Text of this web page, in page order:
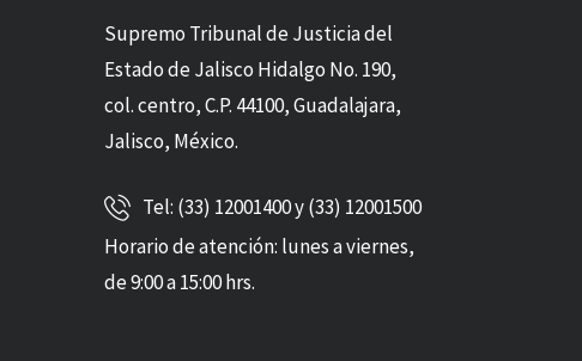
Supremo Tribunal de Justicia del
Estado de Jalisco Hidalgo No. 190,
col. centro, C.P. 44100, Guadalajara,
Jalisco, México.
Tel: (33) 12001400 y (33) 12001500
Horario de atención: lunes a viernes,
de 9:00 a 15:00 hrs.